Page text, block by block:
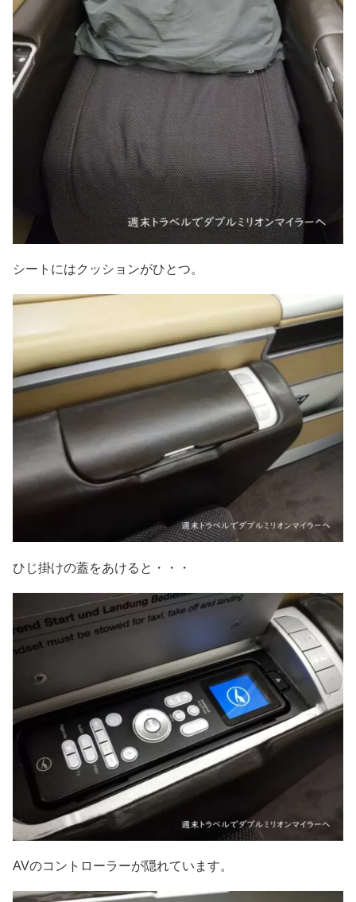
シートにはクッションがひとつ。
ひじ掛けの蓋をあけると・・・
AVのコントローラーが隠れています。